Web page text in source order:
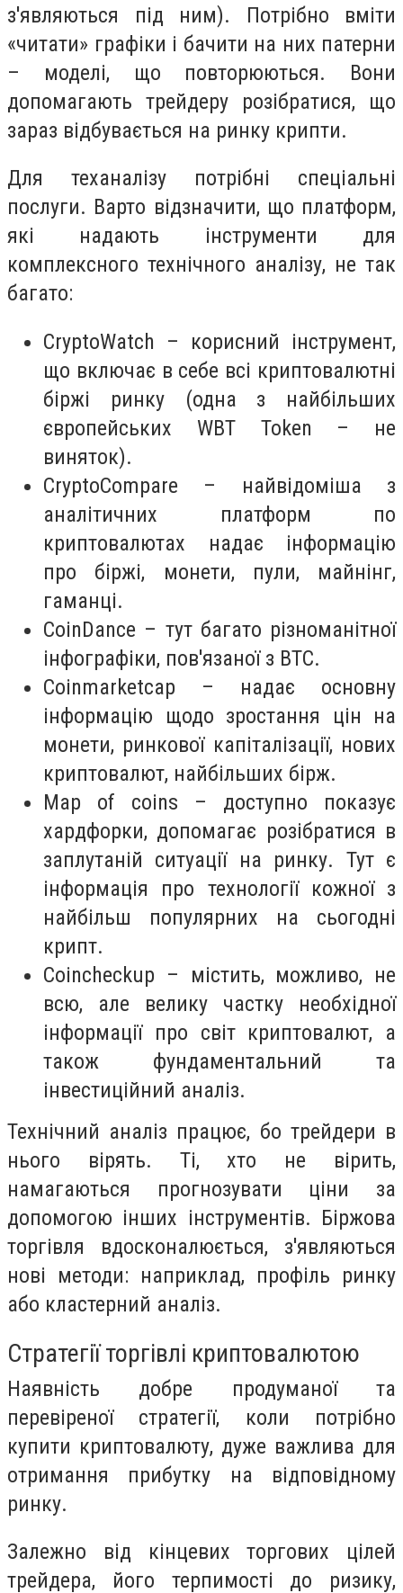
з'являються під ним). Потрібно вміти
«читати» графіки і бачити на них патерни
– моделі, що повторюються. Вони
допомагають трейдеру розібратися, що
зараз відбувається на ринку крипти.
Для теханалізу потрібні спеціальні
послуги. Варто відзначити, що платформ,
які надають інструменти для
комплексного технічного аналізу, не так
багато:
CryptoWatch – корисний інструмент,
що включає в себе всі криптовалютні
біржі ринку (одна з найбільших
європейських WBT Token – не
виняток).
CryptoCompare – найвідоміша з
аналітичних платформ по
криптовалютах надає інформацію
про біржі, монети, пули, майнінг,
гаманці.
CoinDance – тут багато різноманітної
інфографіки, пов'язаної з BTC.
Coinmarketcap – надає основну
інформацію щодо зростання цін на
монети, ринкової капіталізації, нових
криптовалют, найбільших бірж.
Map of coins – доступно показує
хардфорки, допомагає розібратися в
заплутаній ситуації на ринку. Тут є
інформація про технології кожної з
найбільш популярних на сьогодні
крипт.
Coincheckup – містить, можливо, не
всю, але велику частку необхідної
інформації про світ криптовалют, а
також фундаментальний та
інвестиційний аналіз.
Технічний аналіз працює, бо трейдери в
нього вірять. Ті, хто не вірить,
намагаються прогнозувати ціни за
допомогою інших інструментів. Біржова
торгівля вдосконалюється, з'являються
нові методи: наприклад, профіль ринку
або кластерний аналіз.
Стратегії торгівлі криптовалютою
Наявність добре продуманої та
перевіреної стратегії, коли потрібно
купити криптовалюту, дуже важлива для
отримання прибутку на відповідному
ринку.
Залежно від кінцевих торгових цілей
трейдера, його терпимості до ризику,